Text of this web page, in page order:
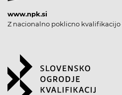
www.npk.si
Z nacionalno poklicno kvalifikacijo